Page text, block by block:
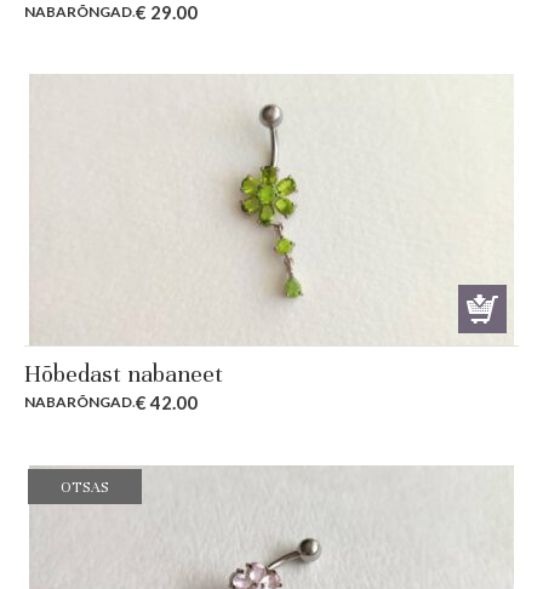
NABARÕNGAD.€ 29.00
Hõbedast nabaneet
NABARÕNGAD.€42.00
OTSAS